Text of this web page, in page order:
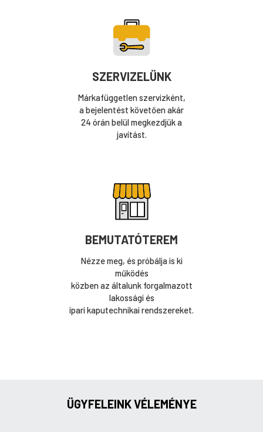
SZERVIZELÜNK
Márkafüggetlen szervizként,
a bejelentést követően akár
24 órán belül megkezdjük a
javítást.
BEMUTATÓTEREM
Nézze meg, és próbálja is ki
működés
közben az általunk forgalmazott
lakossági és
ipari kaputechnikai rendszereket.
ÜGYFELEINK VÉLEMÉNYE